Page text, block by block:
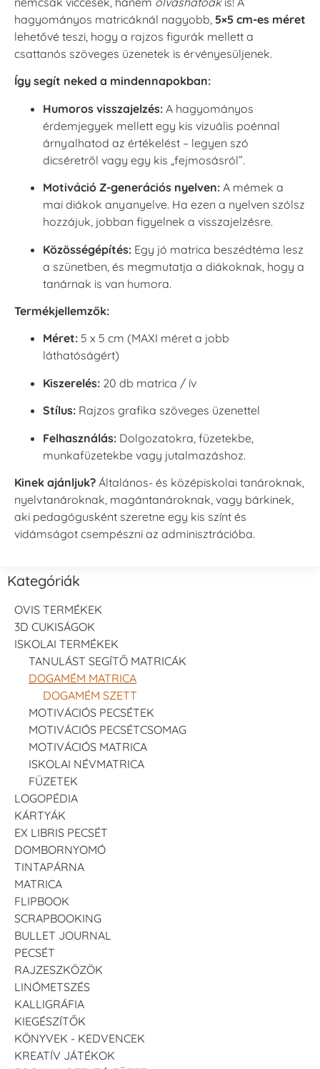
hagyományos matricáknál nagyobb, 5×5 cm-es méret
lehetővé teszi, hogy a rajzos figurák mellett a
csattanós szöveges üzenetek is érvényesüljenek.
Így segít neked a mindennapokban:
Humoros visszajelzés: A hagyományos
érdemjegyek mellett egy kis vizuális poénnal
árnyalhatod az értékelést – legyen szó
dicséretről vagy egy kis „fejmosásról”.
Motiváció Z-generációs nyelven: A mémek a
mai diákok anyanyelve. Ha ezen a nyelven szólsz
hozzájuk, jobban figyelnek a visszajelzésre.
Közösségépítés: Egy jó matrica beszédtéma lesz
a szünetben, és megmutatja a diákoknak, hogy a
tanárnak is van humora.
Termékjellemzők:
Méret: 5 x 5 cm (MAXI méret a jobb
láthatóságért)
Kiszerelés: 20 db matrica / ív
Stílus: Rajzos grafika szöveges üzenettel
Felhasználás: Dolgozatokra, füzetekbe,
munkafüzetekbe vagy jutalmazáshoz.
Kinek ajánljuk? Általános- és középiskolai tanároknak,
nyelvtanároknak, magántanároknak, vagy bárkinek,
aki pedagógusként szeretne egy kis színt és
vidámságot csempészni az adminisztrációba.
Kategóriák
OVIS TERMÉKEK
3D CUKISÁGOK
ISKOLAI TERMÉKEK
TANULÁST SEGÍTŐ MATRICÁK
DOGAMÉM MATRICA
DOGAMÉM SZETT
MOTIVÁCIÓS PECSÉTEK
MOTIVÁCIÓS PECSÉTCSOMAG
MOTIVÁCIÓS MATRICA
ISKOLAI NÉVMATRICA
FÜZETEK
LOGOPÉDIA
KÁRTYÁK
EX LIBRIS PECSÉT
DOMBORNYOMÓ
TINTAPÁRNA
MATRICA
FLIPBOOK
SCRAPBOOKING
BULLET JOURNAL
PECSÉT
RAJZESZKÖZÖK
LINÓMETSZÉS
KALLIGRÁFIA
KIEGÉSZÍTŐK
KÖNYVEK - KEDVENCEK
KREATÍV JÁTÉKOK